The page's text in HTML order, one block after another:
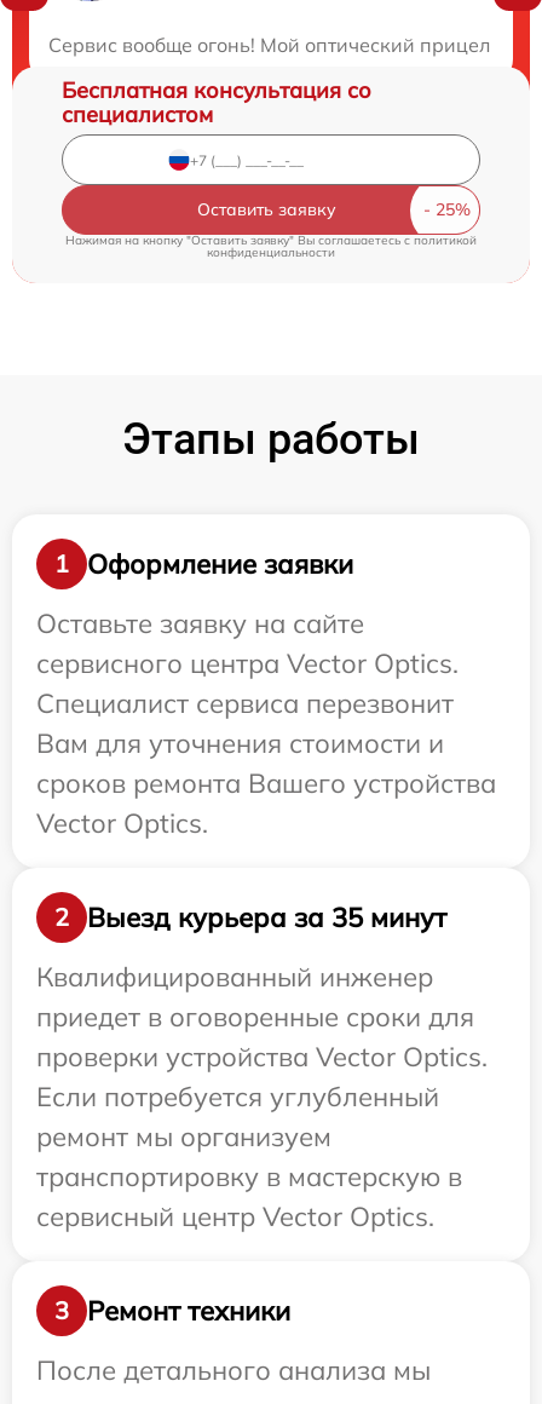
Сервис вообще огонь! Мой оптический прицел
Бесплатная консультация со
специалистом
Оставить заявку
Нажимая на кнопку "Оставить заявку" Вы соглашаетесь c политикой
конфиденциальности
Этапы работы
1
Оформление заявки
Оставьте заявку на сайте
сервисного центра Vector Optics.
Специалист сервиса перезвонит
Вам для уточнения стоимости и
сроков ремонта Вашего устройства
Vector Optics.
2
Выезд курьера за 35 минут
Квалифицированный инженер
приедет в оговоренные сроки для
проверки устройства Vector Optics.
Если потребуется углубленный
ремонт мы организуем
транспортировку в мастерскую в
сервисный центр Vector Optics.
3
Ремонт техники
После детального анализа мы